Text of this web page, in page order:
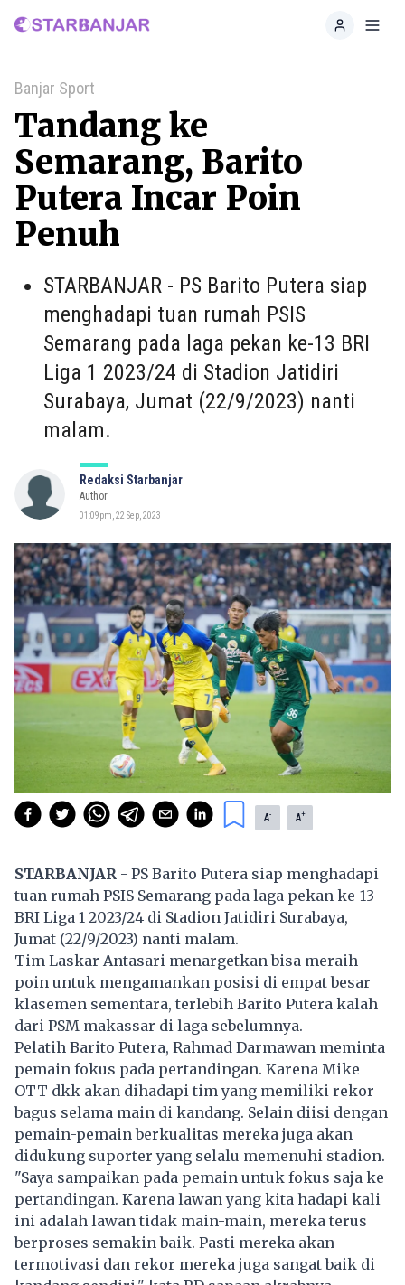
Home
Banjar Sport
Tandang ke
Semarang, Barito
Putera Incar Poin
Penuh
STARBANJAR - PS Barito Putera siap
menghadapi tuan rumah PSIS
Semarang pada laga pekan ke-13 BRI
Liga 1 2023/24 di Stadion Jatidiri
Surabaya, Jumat (22/9/2023) nanti
malam.
Redaksi Starbanjar
Author
01:09pm, 22 Sep, 2023
A- A+
STARBANJAR - PS Barito Putera siap menghadapi
tuan rumah PSIS Semarang pada laga pekan ke-13
BRI Liga 1 2023/24 di Stadion Jatidiri Surabaya,
Jumat (22/9/2023) nanti malam.
Tim Laskar Antasari menargetkan bisa meraih
poin untuk mengamankan posisi di empat besar
klasemen sementara, terlebih Barito Putera kalah
dari PSM makassar di laga sebelumnya.
Pelatih Barito Putera, Rahmad Darmawan meminta
pemain fokus pada pertandingan. Karena Mike
OTT dkk akan dihadapi tim yang memiliki rekor
bagus selama main di kandang. Selain diisi dengan
pemain-pemain berkualitas mereka juga akan
didukung suporter yang selalu memenuhi stadion.
"Saya sampaikan pada pemain untuk fokus saja ke
pertandingan. Karena lawan yang kita hadapi kali
ini adalah lawan tidak main-main, mereka terus
berproses semakin baik. Pasti mereka akan
termotivasi dan rekor mereka juga sangat baik di